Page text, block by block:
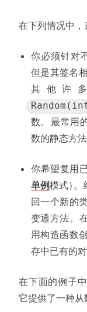
在下列情况中
你必须针对
但是其签名
其他许
数。
最常用
数的静态方法
你希望复用
单例模式） 。
回一个新的
变通方法。
用构造函数
存中已有的
在下面的例子中
它提供了一种